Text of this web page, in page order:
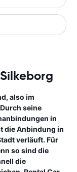
also im
seine
in
die Anbindung in
verläuft. Für
so sind die
die